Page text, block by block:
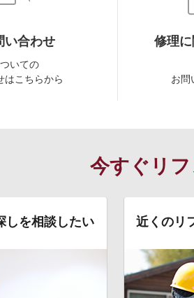
い合わせ
いての
はこちらから
修理
お問
今すぐリ
しを相談したい 近くのリ